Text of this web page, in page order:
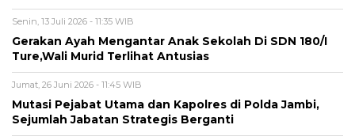
Senin, 13 Juli 2026 - 11:35 WIB
Gerakan Ayah Mengantar Anak Sekolah Di SDN 180/I
Ture,Wali Murid Terlihat Antusias
Jumat, 26 Juni 2026 - 11:45 WIB
Mutasi Pejabat Utama dan Kapolres di Polda Jambi,
Sejumlah Jabatan Strategis Berganti